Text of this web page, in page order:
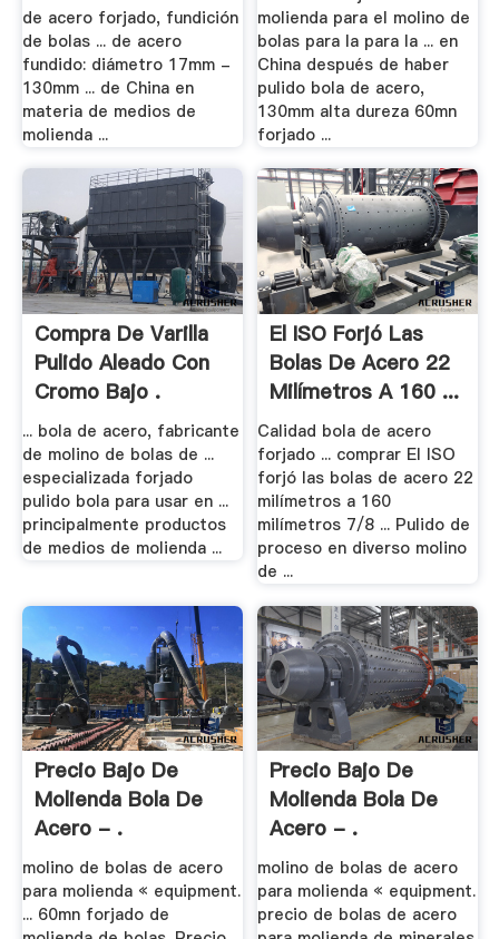
de acero forjado, fundición
de bolas ... de acero
fundido: diámetro 17mm -
130mm ... de China en
materia de medios de
molienda ...
molienda para el molino de
bolas para la para la ... en
China después de haber
pulido bola de acero,
130mm alta dureza 60mn
forjado ...
Compra De Varilla
Pulido Aleado Con
Cromo Bajo .
... bola de acero, fabricante
de molino de bolas de ...
especializada forjado
pulido bola para usar en ...
principalmente productos
de medios de molienda ...
El ISO Forjó Las
Bolas De Acero 22
Milímetros A 160 ...
Calidad bola de acero
forjado ... comprar El ISO
forjó las bolas de acero 22
milímetros a 160
milímetros 7/8 ... Pulido de
proceso en diverso molino
de ...
Precio Bajo De
Molienda Bola De
Acero - .
molino de bolas de acero
para molienda « equipment.
... 60mn forjado de
Precio Bajo De
Molienda Bola De
Acero - .
molino de bolas de acero
para molienda « equipment.
precio de bolas de acero